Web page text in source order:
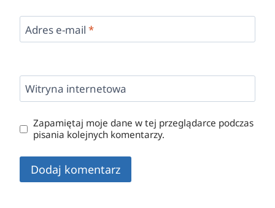
Adres e-mail *
Witryna internetowa
Zapamiętaj moje dane w tej przeglądarce podczas
pisania kolejnych komentarzy.